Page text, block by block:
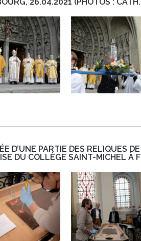
D’UNE PARTIE DES RELIQUES
DU COLLÈGE SAINT-MICHEL À